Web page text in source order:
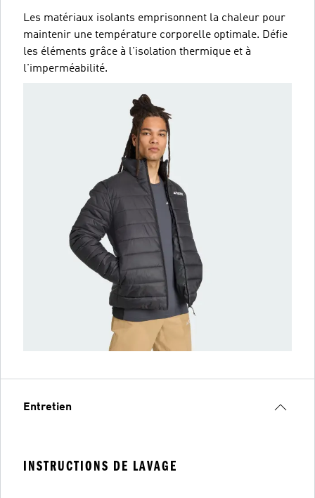
Les matériaux isolants emprisonnent la chaleur pour
maintenir une température corporelle optimale. Défie
les éléments grâce à l'isolation thermique et à
l'imperméabilité.
Entretien
INSTRUCTIONS DE LAVAGE